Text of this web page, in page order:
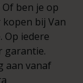
ben je op
kopen bij Van
Op iedere
garantie.
aan vanaf